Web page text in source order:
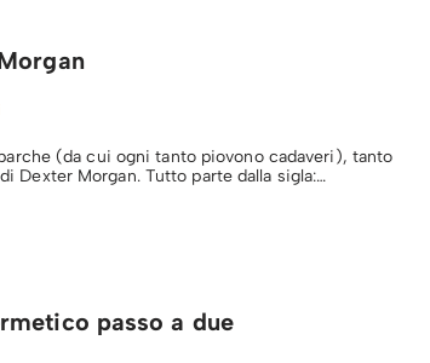
(da cui ogni tanto piovono cadaveri), tanto
Dexter Morgan. Tutto parte dalla sigla:…
passo a due